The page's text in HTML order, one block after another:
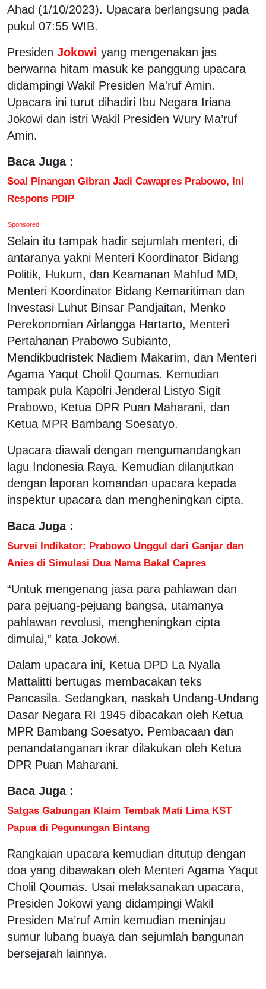
Ahad (1/10/2023). Upacara berlangsung pada
pukul 07:55 WIB.
Presiden Jokowi yang mengenakan jas
berwarna hitam masuk ke panggung upacara
didampingi Wakil Presiden Ma'ruf Amin.
Upacara ini turut dihadiri Ibu Negara Iriana
Jokowi dan istri Wakil Presiden Wury Ma’ruf
Amin.
Baca Juga :
Soal Pinangan Gibran Jadi Cawapres Prabowo, Ini
Respons PDIP
Sponsored
Selain itu tampak hadir sejumlah menteri, di
antaranya yakni Menteri Koordinator Bidang
Politik, Hukum, dan Keamanan Mahfud MD,
Menteri Koordinator Bidang Kemaritiman dan
Investasi Luhut Binsar Pandjaitan, Menko
Perekonomian Airlangga Hartarto, Menteri
Pertahanan Prabowo Subianto,
Mendikbudristek Nadiem Makarim, dan Menteri
Agama Yaqut Cholil Qoumas. Kemudian
tampak pula Kapolri Jenderal Listyo Sigit
Prabowo, Ketua DPR Puan Maharani, dan
Ketua MPR Bambang Soesatyo.
Upacara diawali dengan mengumandangkan
lagu Indonesia Raya. Kemudian dilanjutkan
dengan laporan komandan upacara kepada
inspektur upacara dan mengheningkan cipta.
Baca Juga :
Survei Indikator: Prabowo Unggul dari Ganjar dan
Anies di Simulasi Dua Nama Bakal Capres
“Untuk mengenang jasa para pahlawan dan
para pejuang-pejuang bangsa, utamanya
pahlawan revolusi, mengheningkan cipta
dimulai,” kata Jokowi.
Dalam upacara ini, Ketua DPD La Nyalla
Mattalitti bertugas membacakan teks
Pancasila. Sedangkan, naskah Undang-Undang
Dasar Negara RI 1945 dibacakan oleh Ketua
MPR Bambang Soesatyo. Pembacaan dan
penandatanganan ikrar dilakukan oleh Ketua
DPR Puan Maharani.
Baca Juga :
Satgas Gabungan Klaim Tembak Mati Lima KST
Papua di Pegunungan Bintang
Rangkaian upacara kemudian ditutup dengan
doa yang dibawakan oleh Menteri Agama Yaqut
Cholil Qoumas. Usai melaksanakan upacara,
Presiden Jokowi yang didampingi Wakil
Presiden Ma’ruf Amin kemudian meninjau
sumur lubang buaya dan sejumlah bangunan
bersejarah lainnya.